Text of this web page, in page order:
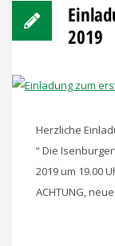
2019
Herzliche
“ Die
2019 um 19.00
ACHTUNG,